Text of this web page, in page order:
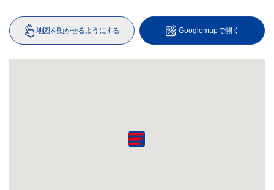
地図を動かせるようにする Googlemapで開く